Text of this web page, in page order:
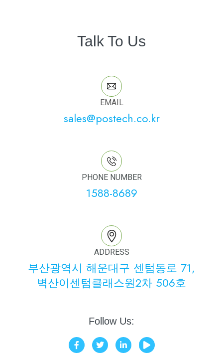
Talk To Us
EMAIL
sales@postech.co.kr
PHONE NUMBER
1588-8689
ADDRESS
부산광역시 해운대구 센텀동로 71,
벽산이센텀클래스원2차 506호
Follow Us:
F
a
T
w
L
i
P
l